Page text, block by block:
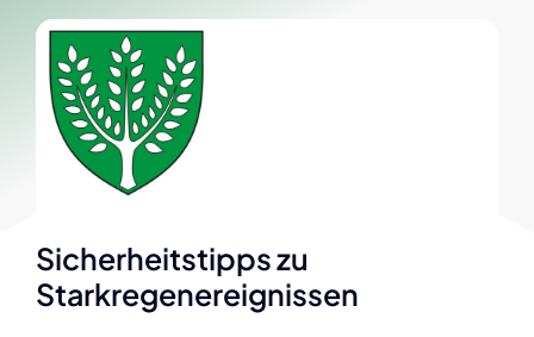
Sicherheitstipps zu
Starkregenereignissen